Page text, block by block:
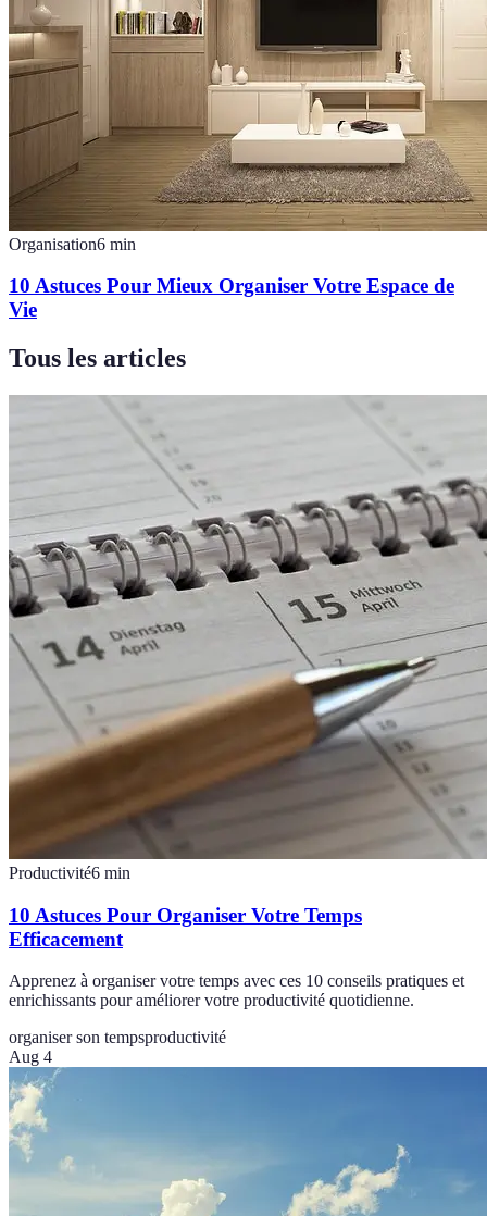
Organisation6 min
10 Astuces Pour Mieux Organiser Votre Espace de
Vie
Tous les articles
Productivité6 min
10 Astuces Pour Organiser Votre Temps
Efficacement
Apprenez à organiser votre temps avec ces 10 conseils pratiques et
enrichissants pour améliorer votre productivité quotidienne.
organiser son tempsproductivité
Aug 4